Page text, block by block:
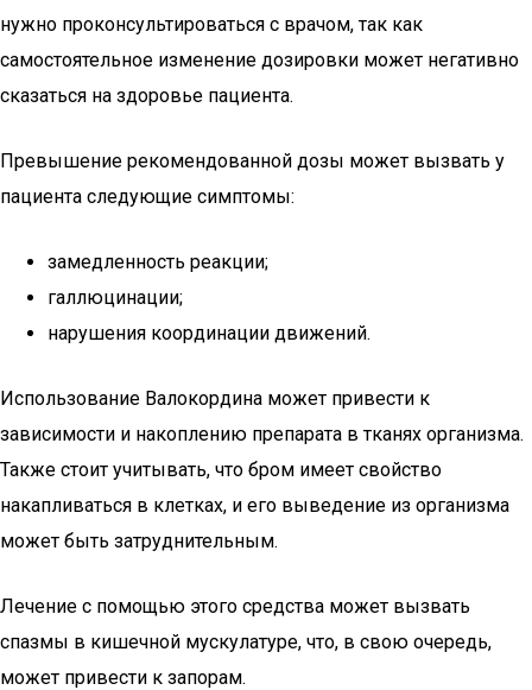
нужно проконсультироваться с врачом, так как
самостоятельное изменение дозировки может негативно
сказаться на здоровье пациента.
Превышение рекомендованной дозы может вызвать у
пациента следующие симптомы:
замедленность реакции;
галлюцинации;
нарушения координации движений.
Использование Валокордина может привести к
зависимости и накоплению препарата в тканях организма.
Также стоит учитывать, что бром имеет свойство
накапливаться в клетках, и его выведение из организма
может быть затруднительным.
Лечение с помощью этого средства может вызвать
спазмы в кишечной мускулатуре, что, в свою очередь,
может привести к запорам.